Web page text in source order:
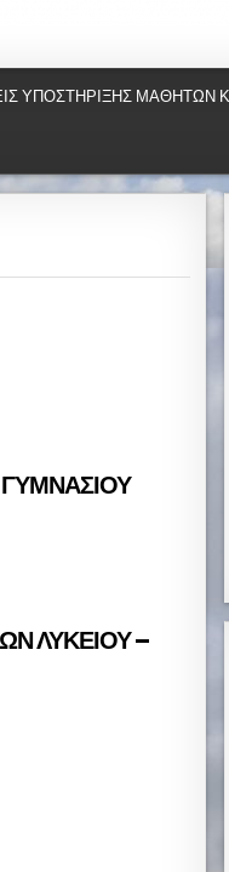
ΥΠΟΣΤΗΡΙΞΗΣ ΜΑΘΗΤΩΝ
ΓΥΜΝΑΣΙΟΥ
ΛΥΚΕΙΟΥ –